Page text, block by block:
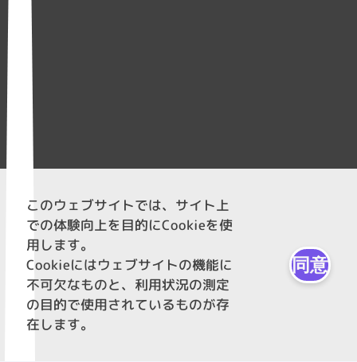
このウェブサイトでは、サイト上
での体験向上を目的にCookieを使
用します。
Cookieにはウェブサイトの機能に
不可欠なものと、利用状況の測定
の目的で使用されているものが存
在します。
同意